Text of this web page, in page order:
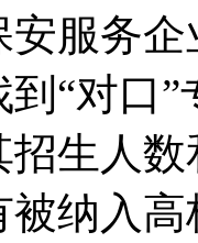
安服务
“对口
生人
纳入